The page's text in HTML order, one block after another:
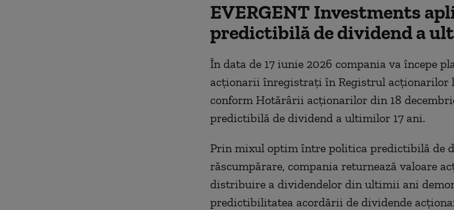
EVERGENT Investments
predictibilă de dividend a
În data de 17 iunie 2026 compania va începe
acționarii înregistrați în Registrul acționarilor
conform Hotărârii acționarilor din 18
predictibilă de dividend a ultimilor 17 ani.
Prin mixul optim între politica predictibilă de
răscumpărare, compania returnează valoare
distribuire a dividendelor din ultimii ani
predictibilitatea acordării de dividende